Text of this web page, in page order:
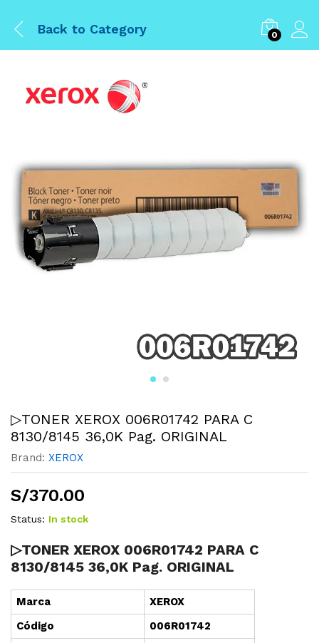
Back to Category 0
▷TONER XEROX 006R01742 PARA C
8130/8145 36,0K Pag. ORIGINAL
Brand: XEROX
S/370.00
Status: In stock
▷TONER XEROX 006R01742 PARA C
8130/8145 36,0K Pag. ORIGINAL
Marca
XEROX
Código
006R01742